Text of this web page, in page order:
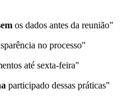
os dados antes da reunião"
no processo"
até sexta-feira"
participado dessas práticas"